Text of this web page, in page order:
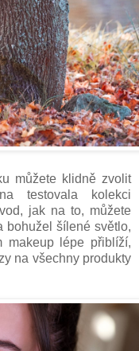
můžete klidně zvolit
testovala kolekci
jak na to, můžete
bohužel šílené světlo,
makeup lépe přiblíží,
na všechny produkty